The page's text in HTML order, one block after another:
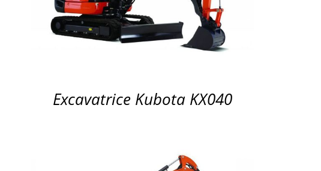
Excavatrice Kubota KX040